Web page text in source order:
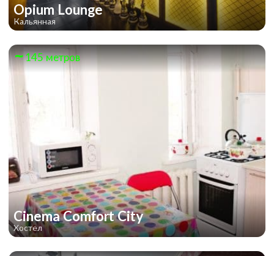
Opium Lounge
Кальянная
145 метров
Cinema Comfort City
Хостел